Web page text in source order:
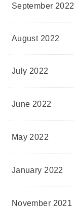
September 2022
August 2022
July 2022
June 2022
May 2022
January 2022
November 2021